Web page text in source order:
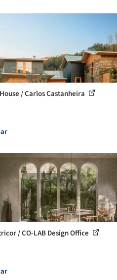
/ Carlos Castanheira
/ CO-LAB Design Office